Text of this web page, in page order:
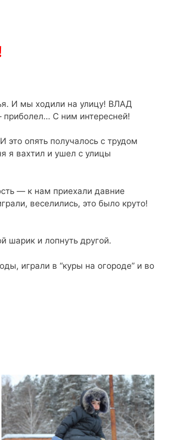
И мы ходили на улицу! ВЛАД
С ним интересней!
это опять получалось с трудом
я вахтил и ушел с улицы
— к нам приехали давние
веселились, это было круто!
шарик и лопнуть другой.
играли в “куры на огороде” и во